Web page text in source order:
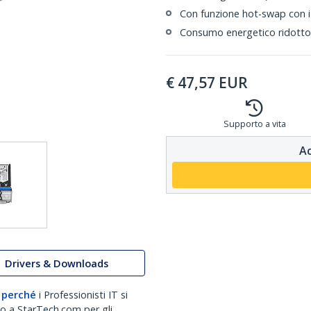
Drivers & Downloads
i Professionisti IT si
Con funzione hot-swap
Consumo energetico
€ 47,57 EUR
Supporto a vita